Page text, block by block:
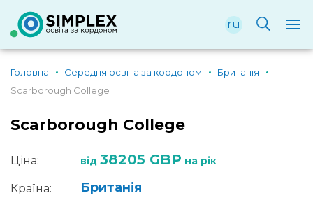
ru
Головна Середня освіта за кордоном
Британія
Scarborough College
Scarborough College
Ціна: від 38205 GBP на рік
Країна: Британія